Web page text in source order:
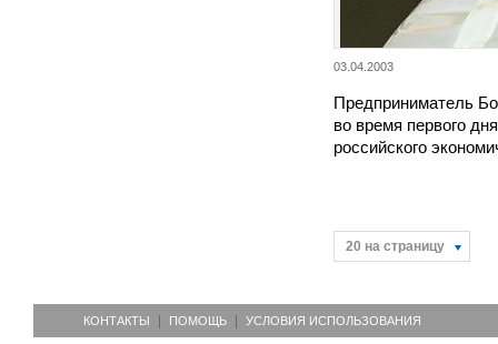
03.04.2003
Предприниматель
во время первого
российского
20 на страницу
КОНТАКТЫ ПОМОЩЬ УСЛОВИЯ ИСПОЛЬЗОВАНИЯ